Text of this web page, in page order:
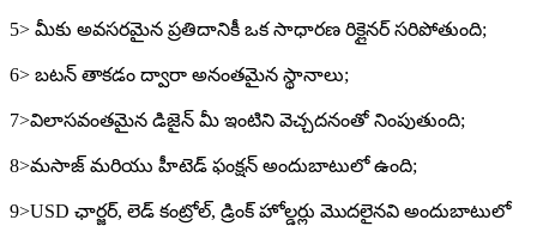
5> మీకు అవసరమైన ప్రతిదానికీ ఒక సాధారణ రిక్లైనర్ సరిపోతుంది;
6> బటన్ తాకడం ద్వారా అనంతమైన స్థానాలు;
7>విలాసవంతమైన డిజైన్ మీ ఇంటిని వెచ్చదనంతో నింపుతుంది;
8>మసాజ్ మరియు హీటెడ్ ఫంక్షన్ అందుబాటులో ఉంది;
9>USD ఛార్జర్, లెడ్ కంట్రోల్, డ్రింక్ హోల్డర్లు మొదలైనవి అందుబాటులో